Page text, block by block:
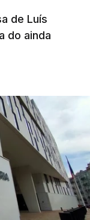
de Luís
do ainda